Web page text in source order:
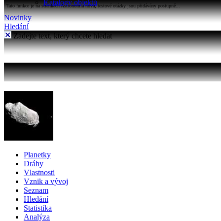
Katalogy objektů
Tato funkce je na stránkách Astronomia nová, testové otázky jsou přidávány postupně...
Novinky
Hledání
Zadejte text, který chcete hledat
Planetky
Dráhy
Vlastnosti
Vznik a vývoj
Seznam
Hledání
Statistika
Analýza